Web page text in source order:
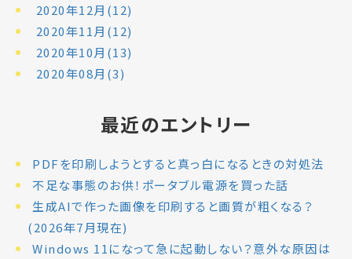
2020年12月(12)
2020年11月(12)
2020年10月(13)
2020年08月(3)
最近のエントリー
PDFを印刷しようとすると真っ白になるときの対処法
不足な事態のお供！ポータブル電源を買った話
生成AIで作った画像を印刷すると画質が粗くなる？
(2026年7月現在)
Windows 11になって急に起動しない？意外な原因は